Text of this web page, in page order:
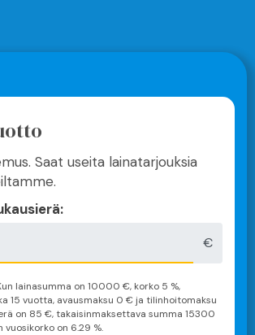
Saat useita lainatarjouksia
€
lainasumma on 10000 €, korko 5 %,
15 vuotta, avausmaksu 0 € ja tilinhoitomaksu
on 85 €, takaisinmaksettava summa 15300
vuosikorko on 6.29 %.